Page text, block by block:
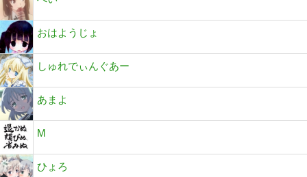
おはようじょ
しゅれでぃんぐあー
あまよ
M
ひょろ